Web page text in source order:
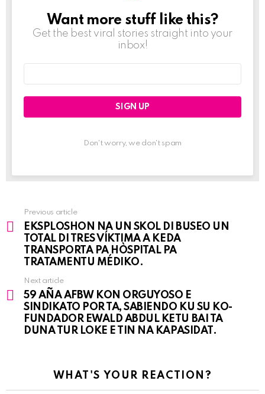
NEWSLETTER
Want more stuff like this?
Get the best viral stories straight into your
inbox!
Don't worry, we don't spam
See
more
Previous article
EKSPLOSHON NA UN SKOL DI BUSEO UN
TOTAL DI TRES VÍKTIMA A KEDA
TRANSPORTA PA HÒSPITAL PA
TRATAMENTU MÉDIKO.
Next article
59 AÑA AFBW KON ORGUYOSO E
SINDIKATO POR TA, SABIENDO KU SU KO-
FUNDADOR EWALD ABDUL KETU BAI TA
DUNA TUR LOKE E TIN NA KAPASIDAT.
WHAT'S YOUR REACTION?